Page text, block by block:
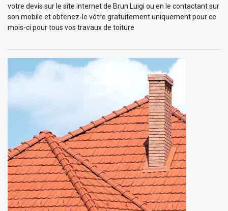
votre devis sur le site internet de Brun Luigi ou en le contactant sur
son mobile et obtenez-le vôtre gratuitement uniquement pour ce
mois-ci pour tous vos travaux de toiture